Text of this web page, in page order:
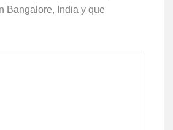
Bangalore, India y que